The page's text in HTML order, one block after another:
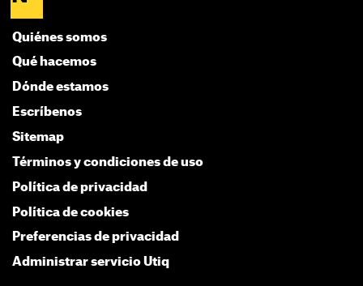
Quiénes somos
Qué hacemos
Dónde estamos
Escríbenos
Sitemap
Términos y condiciones de uso
Política de privacidad
Política de cookies
Preferencias de privacidad
Administrar servicio Utiq